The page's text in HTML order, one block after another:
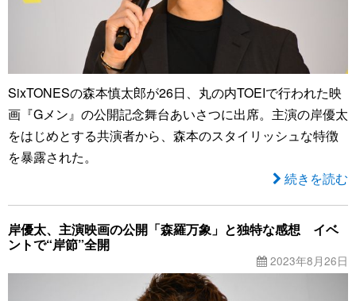
SixTONESの森本慎太郎が26日、丸の内TOEIで行われた映
画『Gメン』の公開記念舞台あいさつに出席。主演の岸優太
をはじめとする共演者から、森本のスタイリッシュな特徴
を暴露された。
続きを読む
岸優太、主演映画の公開「森羅万象」と独特な感想 イベ
ントで“岸節”全開
2023年8月26日